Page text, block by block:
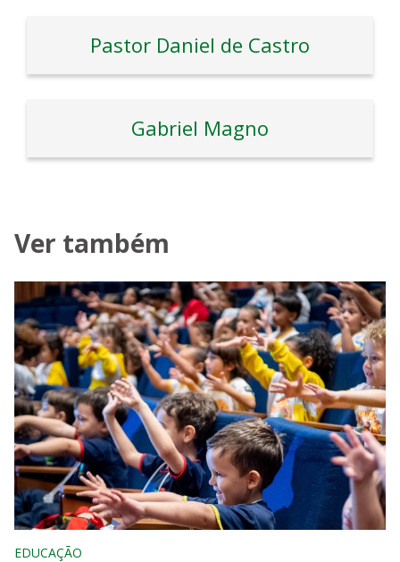
Pastor Daniel de Castro
Gabriel Magno
Ver também
EDUCAÇÃO